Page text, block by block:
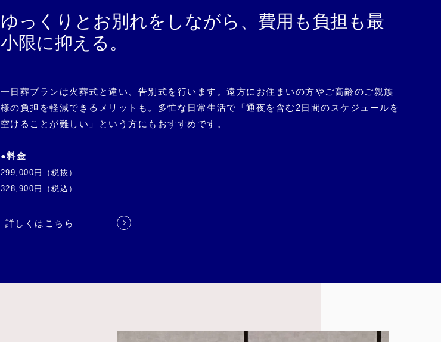
ゆっくりとお別れをしながら、 費用も負担も最
小限に抑える。
一日葬プランは火葬式と違い、告別式を行います。遠方にお住まいの方やご高齢のご親族
様の負担を軽減できるメリットも。多忙な日常生活で「通夜を含む2日間のスケジュールを
空けることが難しい」という方にもおすすめです。
●料金
299,000円（税抜）
328,900円（税込）
詳しくはこちら